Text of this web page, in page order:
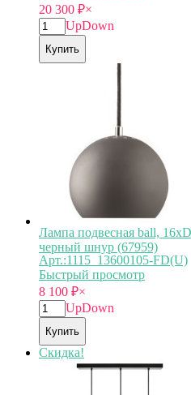
20 300 ₽×
UpDown
Купить
Лампа подвесная ball,
черный шнур (67959)
Арт.:1115_13600105-FD(U)
Быстрый просмотр
8 100 ₽×
UpDown
Купить
Скидка!